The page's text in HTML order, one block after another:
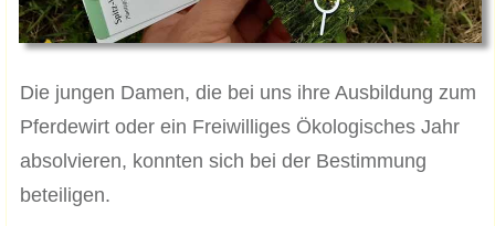
Die jungen Damen, die bei uns ihre Ausbildung zum
Pferdewirt oder ein Freiwilliges Ökologisches Jahr
absolvieren, konnten sich bei der Bestimmung
beteiligen.